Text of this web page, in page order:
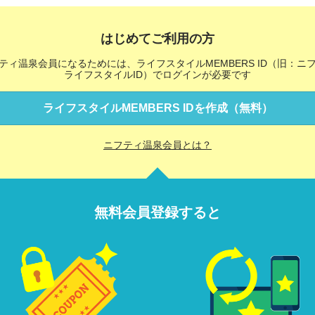
はじめてご利用の方
ィ温泉会員になるためには、ライフスタイルMEMBERS ID（旧：ニ
ライフスタイルID）でログインが必要です
ライフスタイルMEMBERS IDを作成（無料）
ニフティ温泉会員とは？
無料会員登録すると